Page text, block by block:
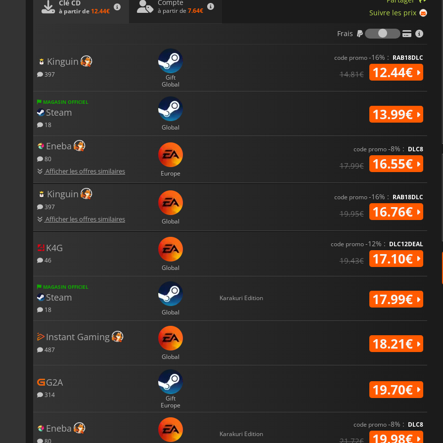
Clé CD
à partir de 12.44€
Compte
à partir de 7.64€
Suivre les prix
Frais
Frais
Kinguin
397
Gift
Global
code promo-16% : RAB18DLC
14.81€ 12.44€
MAGASIN OFFICIEL
Steam
18 Global
13.99€
Eneba
80
Afficher les offres similaires Europe
code promo-8% : DLC8
17.99€ 16.55€
Kinguin
397
Afficher les offres similaires Global
code promo-16% : RAB18DLC
19.95€ 16.76€
K4G
46
Global
code promo-12% : DLC12DEAL
19.43€ 17.10€
MAGASIN OFFICIEL
Steam
18 Global
Karakuri Edition 17.99€
Instant Gaming
487
Global
18.21€
G2A
314
Gift
Europe
19.70€
Eneba
80
Karakuri Edition
code promo-8% : DLC8
21.72€ 19.98€